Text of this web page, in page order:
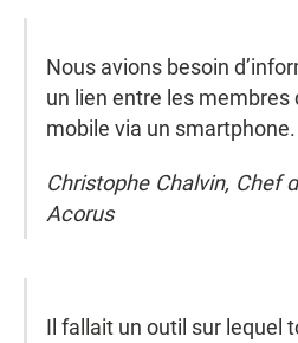
Nous avions besoin
un lien entre les membres
mobile via un smartphone.
Christophe Chalvin, Chef
Acorus
Il fallait un outil sur lequel